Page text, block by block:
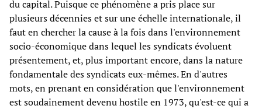
du capital. Puisque ce phénomène a pris place sur
plusieurs décennies et sur une échelle internationale, il
faut en chercher la cause à la fois dans l'environnement
socio-économique dans lequel les syndicats évoluent
présentement, et, plus important encore, dans la nature
fondamentale des syndicats eux-mêmes. En d'autres
mots, en prenant en considération que l'environnement
est soudainement devenu hostile en 1973, qu'est-ce qui a